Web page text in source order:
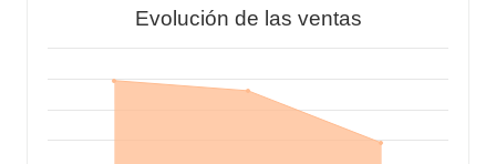
Evolución de las ventas